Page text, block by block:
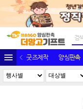
굿즈제작 양심판촉